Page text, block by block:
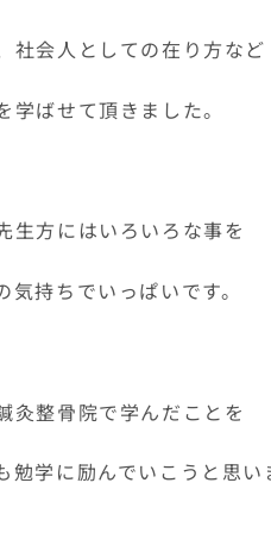
社会人としての在り方など
学ばせて頂きました。
生方にはいろいろな事を
持ちでいっぱいです。
灸整骨院で学んだことを
勉学に励んでいこうと思い